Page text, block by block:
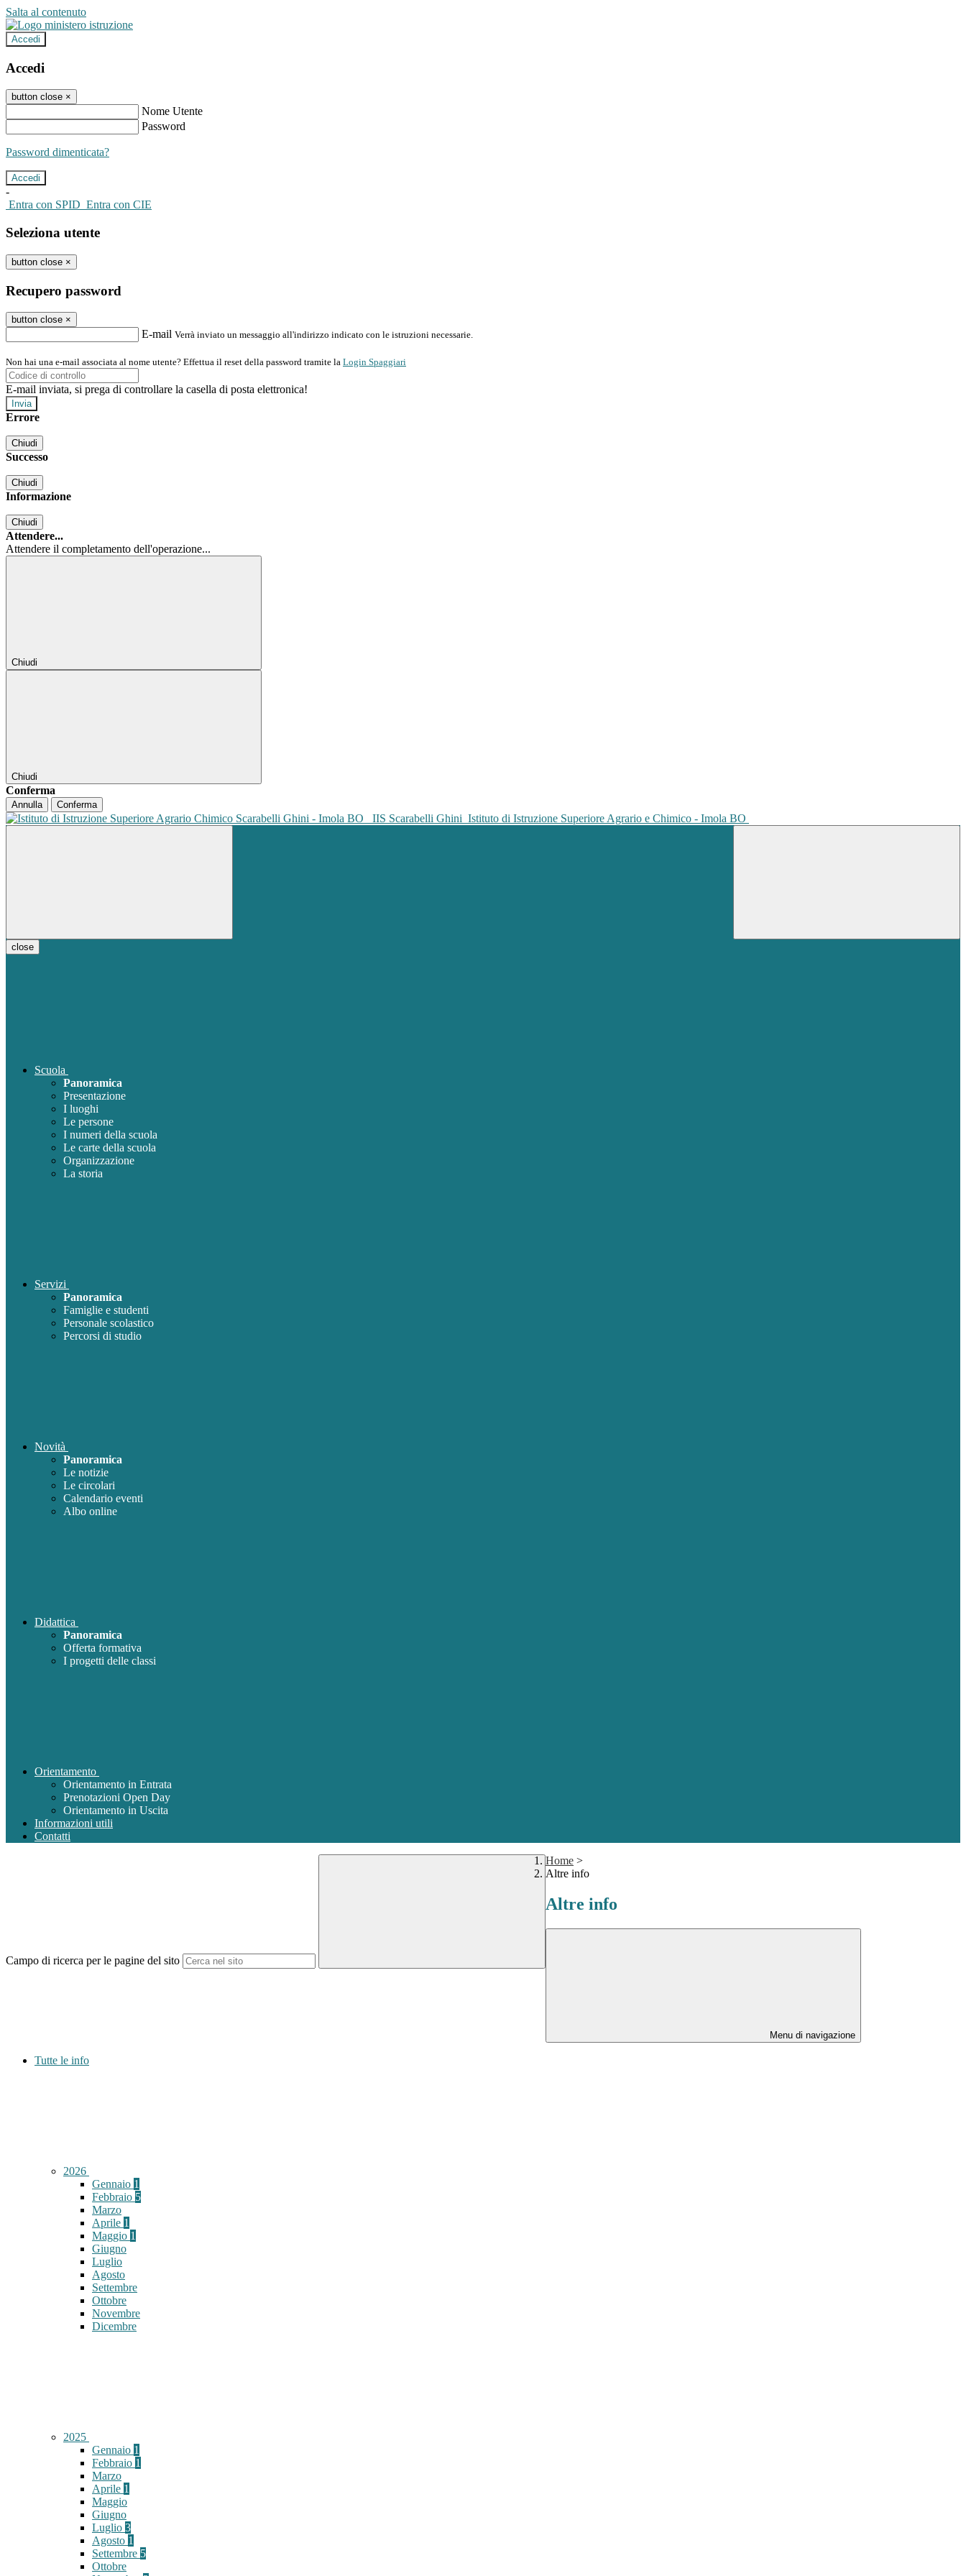
Salta al contenuto
Accedi
Accedi
button close ×
Nome Utente
Password
Password dimenticata?
-
Entra con SPID Entra con CIE
Seleziona utente
button close ×
Recupero password
button close ×
E-mail Verrà inviato un messaggio all'indirizzo indicato con le istruzioni necessarie.
Non hai una e-mail associata al nome utente? Effettua il reset della password tramite la Login Spaggiari
E-mail inviata, si prega di controllare la casella di posta elettronica!
Errore
Chiudi
Successo
Chiudi
Informazione
Chiudi
Attendere...
Attendere il completamento dell'operazione...
Chiudi
Chiudi
Conferma
Annulla Conferma
IIS Scarabelli Ghini Istituto di Istruzione Superiore Agrario e Chimico - Imola BO
close
Scuola
Panoramica
Presentazione
I luoghi
Le persone
I numeri della scuola
Le carte della scuola
Organizzazione
La storia
Servizi
Panoramica
Famiglie e studenti
Personale scolastico
Percorsi di studio
Novità
Panoramica
Le notizie
Le circolari
Calendario eventi
Albo online
Didattica
Panoramica
Offerta formativa
I progetti delle classi
Orientamento
Orientamento in Entrata
Prenotazioni Open Day
Orientamento in Uscita
Informazioni utili
Contatti
Campo di ricerca per le pagine del sito
Home >
Altre info
Altre info
Menu di navigazione
Tutte le info
2026
Gennaio 1
Febbraio 5
Marzo
Aprile 1
Maggio 1
Giugno
Luglio
Agosto
Settembre
Ottobre
Novembre
Dicembre
2025
Gennaio 1
Febbraio 1
Marzo
Aprile 1
Maggio
Giugno
Luglio 3
Agosto 1
Settembre 5
Ottobre